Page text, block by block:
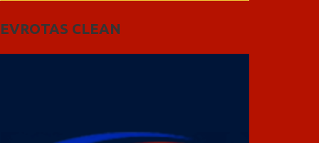
EVROTAS CLEAN